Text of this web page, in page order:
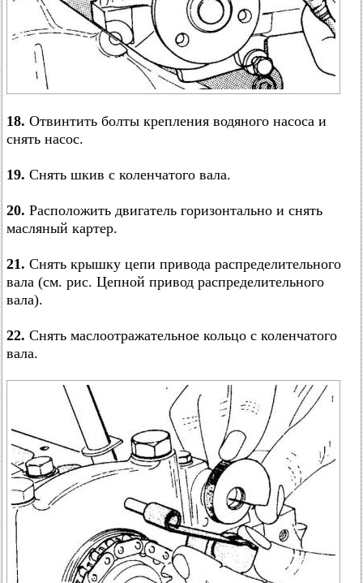
18. Отвинтить болты крепления водяного насоса и
снять насос.
19. Снять шкив с коленчатого вала.
20. Расположить двигатель горизонтально и снять
масляный картер.
21. Снять крышку цепи привода распределительного
вала (cм. рис. Цепной привод распределительного
вала).
22. Снять маслоотражательное кольцо с коленчатого
вала.